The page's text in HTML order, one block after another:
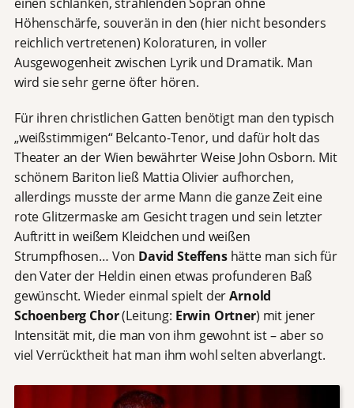
einen schlanken, strahlenden Sopran ohne
Höhenschärfe, souverän in den (hier nicht besonders
reichlich vertretenen) Koloraturen, in voller
Ausgewogenheit zwischen Lyrik und Dramatik. Man
wird sie sehr gerne öfter hören.
Für ihren christlichen Gatten benötigt man den typisch
„weißstimmigen“ Belcanto-Tenor, und dafür holt das
Theater an der Wien bewährter Weise John Osborn. Mit
schönem Bariton ließ Mattia Olivier aufhorchen,
allerdings musste der arme Mann die ganze Zeit eine
rote Glitzermaske am Gesicht tragen und sein letzter
Auftritt in weißem Kleidchen und weißen
Strumpfhosen… Von David Steffenshätte man sich für
den Vater der Heldin einen etwas profunderen Baß
gewünscht. Wieder einmal spielt derArnold
Schoenberg Chor(Leitung: Erwin Ortner) mit jener
Intensität mit, die man von ihm gewohnt ist – aber so
viel Verrücktheit hat man ihm wohl selten abverlangt.